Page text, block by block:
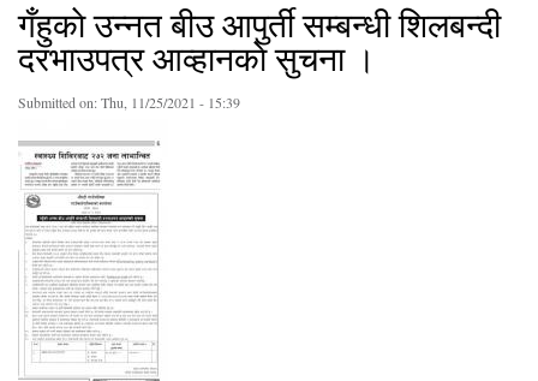
गँहुकाे उन्नत बीउ आपुर्ती सम्बन्धी शिलबन्दी
दरभाउपत्र आव्हानकाे सुचना ।
Submitted on:Thu, 11/25/2021 - 15:39